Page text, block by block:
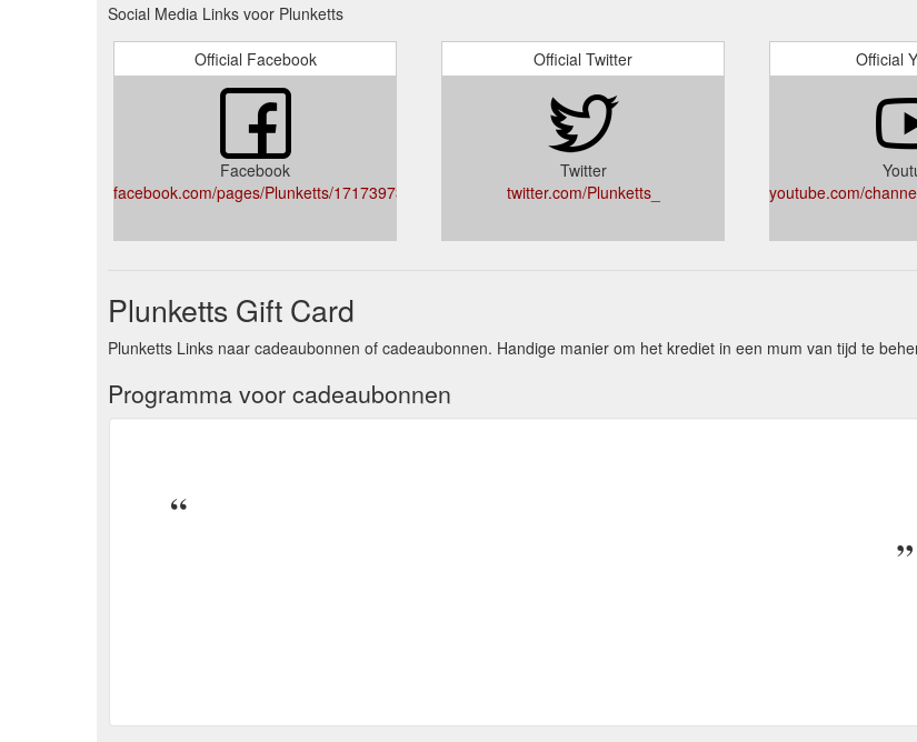
Social Media Links voor Plunketts
Official Facebook
Facebook
facebook.com/pages/Plunketts/171739736291090
Official Twitter
Twitter
twitter.com/Plunketts_
Official
youtube.com/
Plunketts Gift Card
Plunketts Links naar cadeaubonnen of cadeaubonnen. Handige manier om het krediet in een mum van tijd te
Programma voor cadeaubonnen